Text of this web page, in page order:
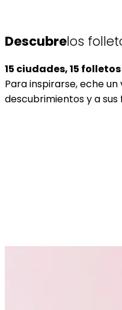
Descubrelos
15 ciudades, 15 folletos
Para inspirarse, eche
descubrimientos y a